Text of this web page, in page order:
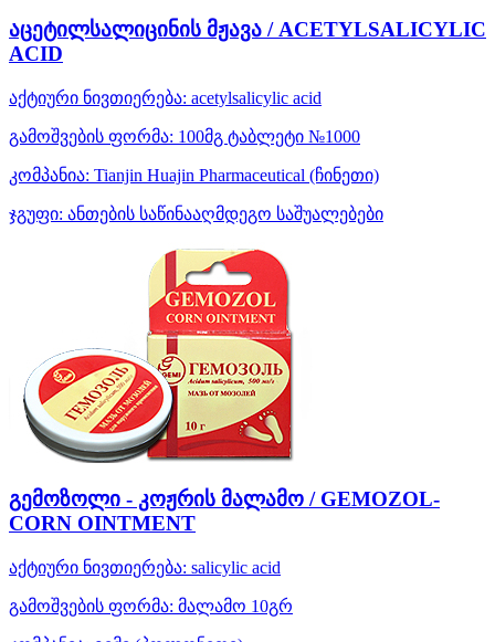
აცეტილსალიცინის მჟავა / ACETYLSALICYLIC
ACID
აქტიური ნივთიერება: acetylsalicylic acid
გამოშვების ფორმა: 100მგ ტაბლეტი №1000
კომპანია: Tianjin Huajin Pharmaceutical (ჩინეთი)
ჯგუფი: ანთების საწინააღმდეგო საშუალებები
გემოზოლი - კოჟრის მალამო / GEMOZOL-
CORN OINTMENT
აქტიური ნივთიერება: salicylic acid
გამოშვების ფორმა: მალამო 10გრ